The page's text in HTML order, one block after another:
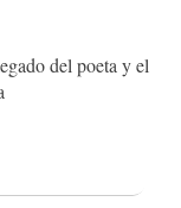
del poeta y el